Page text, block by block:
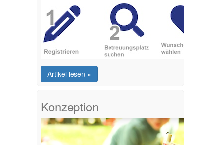
Artikel lesen »
Konzeption